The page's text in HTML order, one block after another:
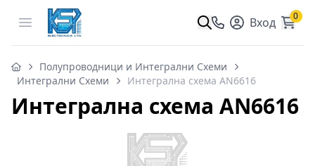
Open menu Вход 0
Полупроводници и Интегрални Схеми
Интегрални Схеми
Интегрална схема AN6616
Интегрална схема AN6616